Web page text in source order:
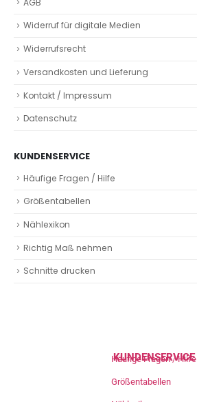
Widerruf für digitale Medien
Widerrufsrecht
Versandkosten und Lieferung
Kontakt / Impressum
Datenschutz
KUNDENSERVICE
Häufige Fragen / Hilfe
Größentabellen
Nählexikon
Richtig Maß nehmen
Schnitte drucken
KUNDENSERVICE
Häufige Fragen / Hilfe
Größentabellen